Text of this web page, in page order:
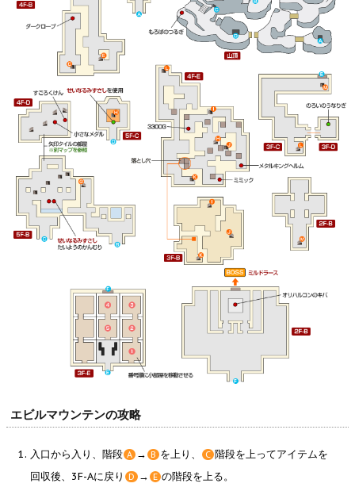
エビルマウンテンの攻略
入口から入り、階段 A → B を上り、 C 階段を上ってアイテムを
回収後、3F-Aに戻り D → E の階段を上る。